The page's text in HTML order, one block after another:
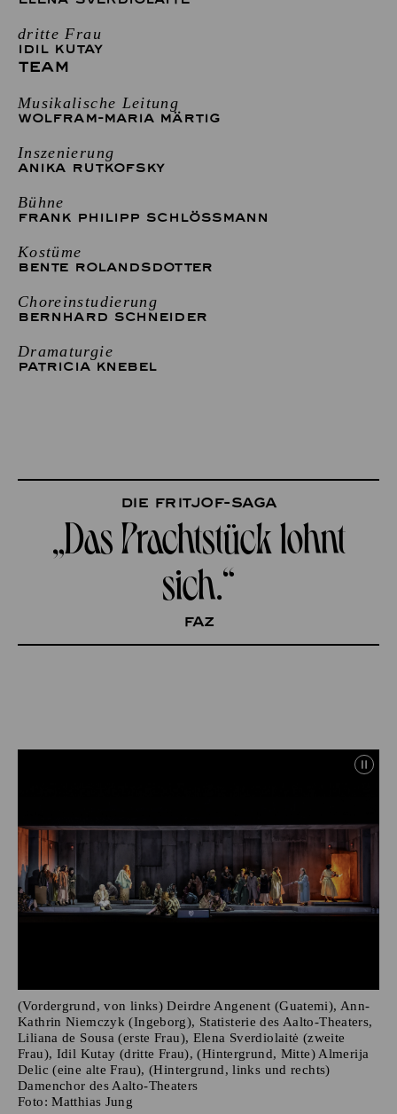
dritte Frau
IDIL KUTAY
TEAM
Musikalische Leitung
WOLFRAM-MARIA MÄRTIG
Inszenierung
ANIKA RUTKOFSKY
Bühne
FRANK PHILIPP SCHLÖSSMANN
Kostüme
BENTE ROLANDSDOTTER
Choreinstudierung
BERNHARD SCHNEIDER
Dramaturgie
PATRICIA KNEBEL
Die Fritjof-Saga
„Das Prachtstück lohnt
sich.“
FAZ
(Vordergrund, von links) Deirdre Angenent (Guatemi), Ann-
Kathrin Niemczyk (Ingeborg), Statisterie des Aalto-Theaters,
Liliana de Sousa (erste Frau), Elena Sverdiolaitė (zweite
Frau), Idil Kutay (dritte Frau), (Hintergrund, Mitte) Almerija
Delic (eine alte Frau), (Hintergrund, links und rechts)
Damenchor des Aalto-Theaters
Foto: Matthias Jung